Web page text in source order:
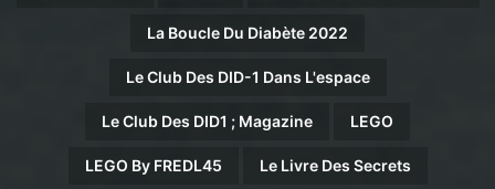
La Boucle Du Diabète 2022
Le Club Des DID-1 Dans L'espace
Le Club Des DID1 ; Magazine LEGO
LEGO By FREDL45 Le Livre Des Secrets